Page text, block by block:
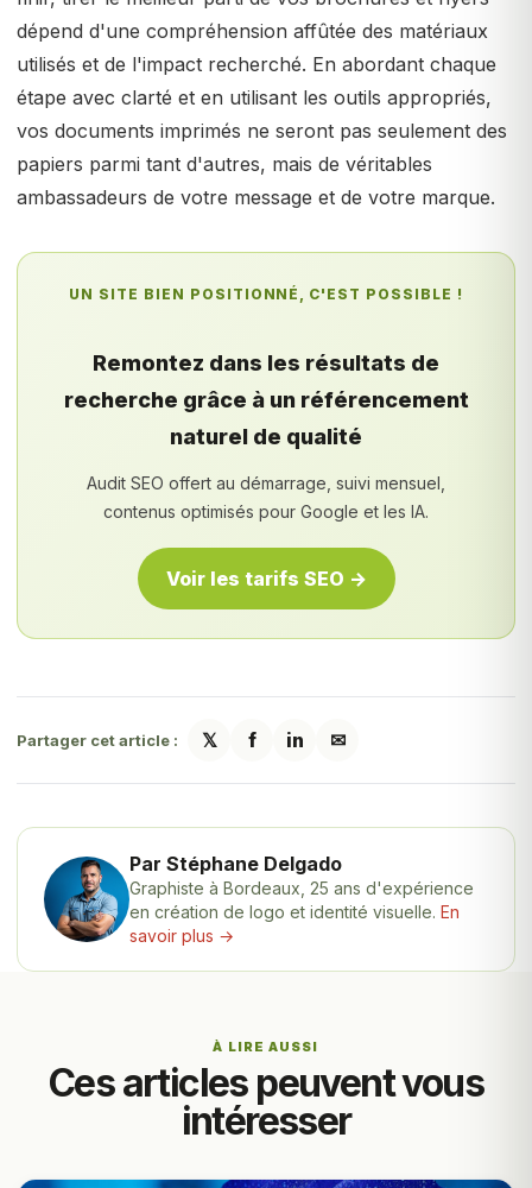
dépend d'une compréhension affûtée des matériaux
utilisés et de l'impact recherché. En abordant chaque
étape avec clarté et en utilisant les outils appropriés,
vos documents imprimés ne seront pas seulement des
papiers parmi tant d'autres, mais de véritables
ambassadeurs de votre message et de votre marque.
UN SITE BIEN POSITIONNÉ, C'EST POSSIBLE !
Remontez dans les résultats de
recherche grâce à un référencement
naturel de qualité
Audit SEO offert au démarrage, suivi mensuel,
contenus optimisés pour Google et les IA.
Voir les tarifs SEO →
Partager cet article : 𝕏 f in ✉
Par Stéphane Delgado
Graphiste à Bordeaux, 25 ans d'expérience
en création de logo et identité visuelle. En
savoir plus →
À LIRE AUSSI
Ces articles peuvent vous
intéresser